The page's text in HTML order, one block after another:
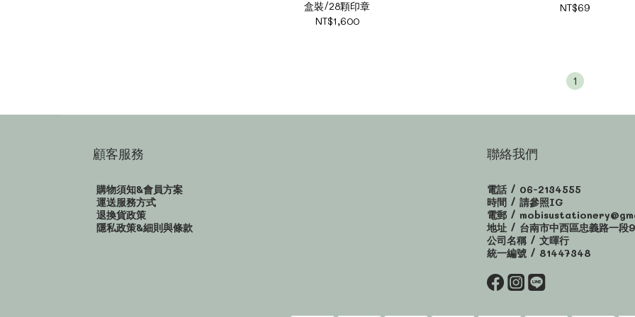
盒裝/28顆印章
NT$1,600
NT$69
1
顧客服務
購物須知&會員方案
運送服務方式
退換貨政策
隱私政策&細則與條款
聯絡我們
電話 / 06-2134555
時間 / 請參照IG
電郵 /
地址 / 台南市中西區忠義路一段
公司名稱 / 文暉行
統一編號 / 81447348